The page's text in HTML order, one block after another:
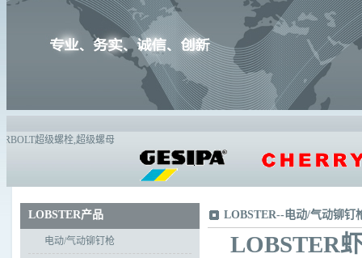
LOBSTER产品
电动/气动铆钉枪
LOBSTER--电动/气动铆钉
LOBSTER